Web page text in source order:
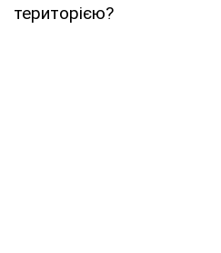
територією?